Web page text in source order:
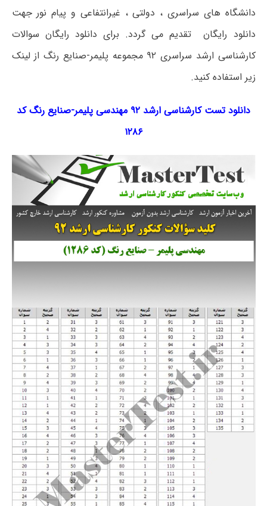
دانشگاه های سراسری ، دولتی ، غیرانتفاعی و پیام نور جهت
دانلود رایگان تقدیم می گردد. برای دانلود رایگان سوالات
کارشناسی ارشد سراسری ۹۲ مجموعه پلیمر-صنایع رنگ از لینک
زیر استفاده کنید.
دانلود تست کارشناسی ارشد ۹۲ مهندسی پلیمر-صنایع رنگ کد
۱۲۸۶